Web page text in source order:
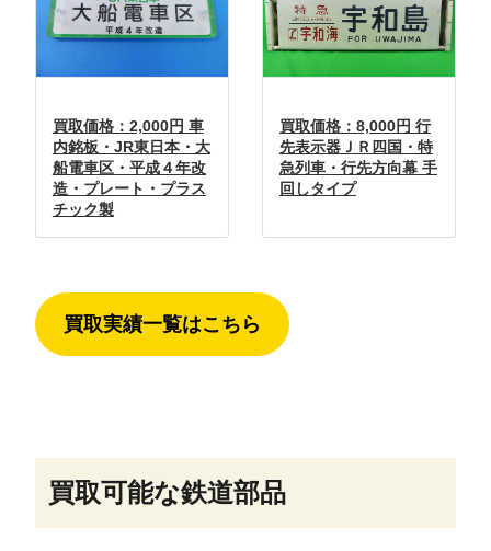
買取価格：2,000円 車
内銘板・JR東日本・大
船電車区・平成４年改
造・プレート・プラス
チック製
買取価格：8,000円 行
先表示器ＪＲ四国・特
急列車・行先方向幕 手
回しタイプ
買取実績一覧はこちら
買取可能な鉄道部品